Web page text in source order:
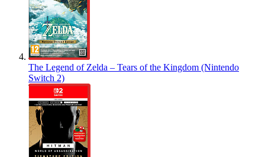
The Legend of Zelda – Tears of the Kingdom (Nintendo
Switch 2)